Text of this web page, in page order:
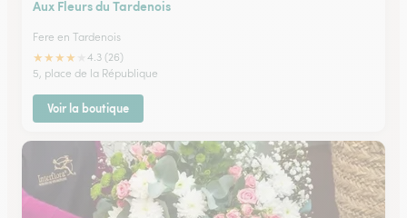
Aux Fleurs du Tardenois
Fere en Tardenois
★★★★
4.3 (26)
5, place de la République
Voir la boutique